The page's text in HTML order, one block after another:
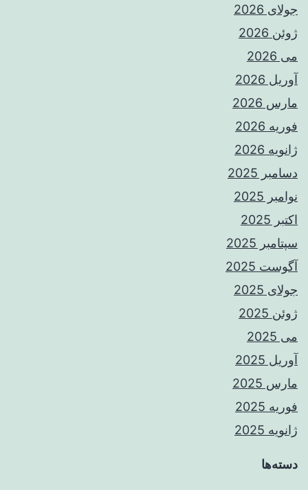
جولای 2026
ژوئن 2026
می 2026
آوریل 2026
مارس 2026
فوریه 2026
ژانویه 2026
دسامبر 2025
نوامبر 2025
اکتبر 2025
سپتامبر 2025
آگوست 2025
جولای 2025
ژوئن 2025
می 2025
آوریل 2025
مارس 2025
فوریه 2025
ژانویه 2025
دسته‌ها